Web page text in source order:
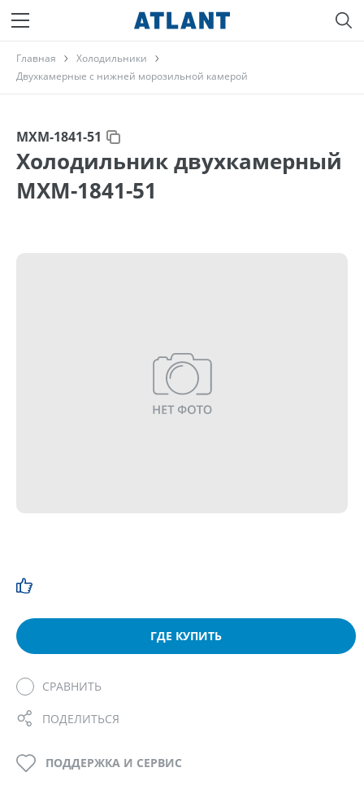
Главная
Холодильники
Двухкамерные с нижней морозильной камерой
МХМ-1841-51
Холодильник двухкамерный
МХМ-1841-51
ГДЕ КУПИТЬ
СРАВНИТЬ
ПОДЕЛИТЬСЯ
ПОДДЕРЖКА И СЕРВИС